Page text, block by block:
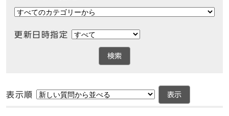
更新日時指定
検索
表示順 表示